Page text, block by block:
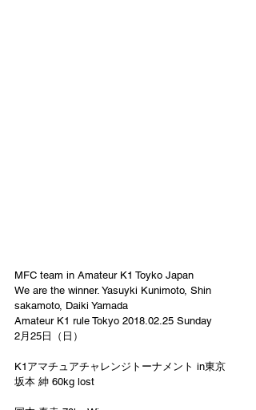
MFC team in Amateur K1 Toyko Japan
We are the winner. Yasuyki Kunimoto, Shin
sakamoto, Daiki Yamada
Amateur K1 rule Tokyo 2018.02.25 Sunday
2月25日（日）
K1アマチュアチャレンジトーナメント in東京
坂本 紳 60kg lost